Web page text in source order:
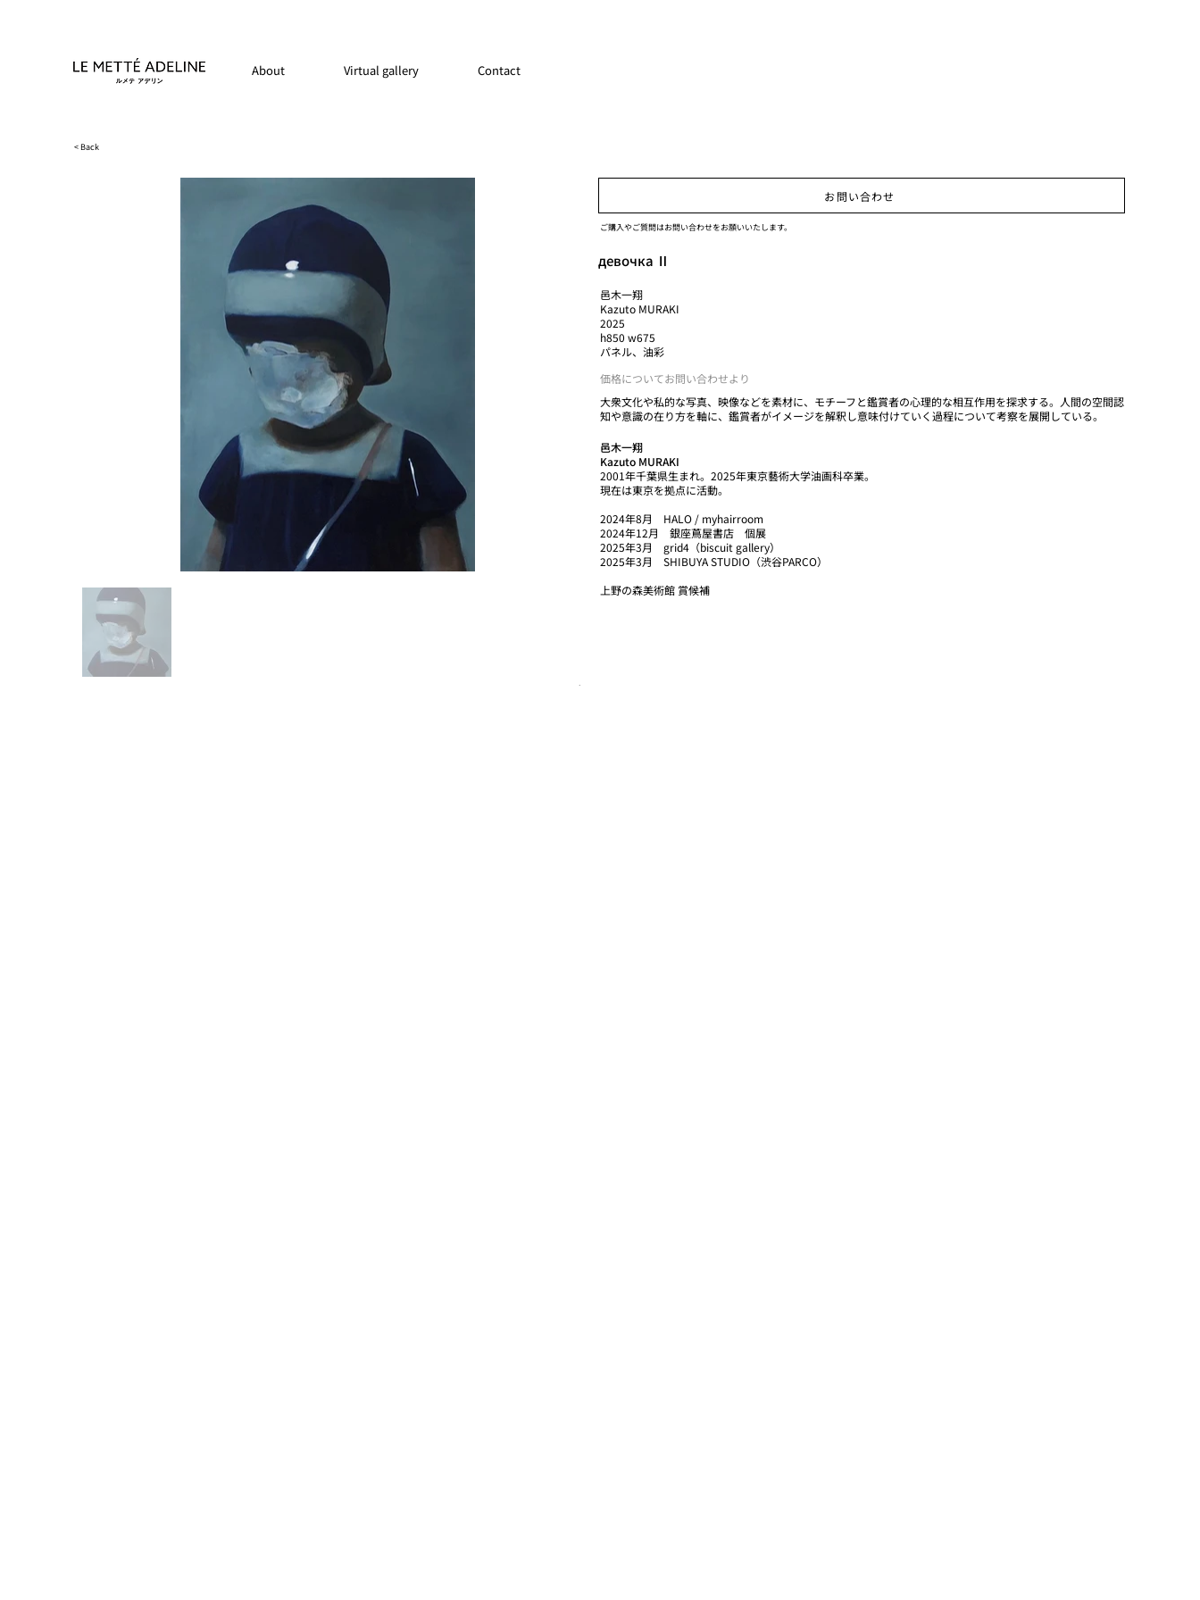
About Virtual gallery Contact
< Back
.
お問い合わせ
ご購入やご質問はお問い合わせをお願いいたします。
девочка Ⅱ
邑木一翔
Kazuto MURAKI
2025
h850 w675
パネル、油彩
価格についてお問い合わせより
大衆文化や私的な写真、映像などを素材に、モチーフと鑑賞者の心理的な相互作用を探求する。人間の空間認
知や意識の在り方を軸に、鑑賞者がイメージを解釈し意味付けていく過程について考察を展開している。
邑木一翔
Kazuto MURAKI
2001年千葉県生まれ。2025年東京藝術大学油画科卒業。
現在は東京を拠点に活動。
2024年8月 HALO / myhairroom
2024年12月 銀座蔦屋書店 個展
2025年3月 grid4（biscuit gallery）
2025年3月 SHIBUYA STUDIO（渋谷PARCO）
上野の森美術館 賞候補